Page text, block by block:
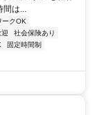
間は...
ークOK
社会保険あり
固定時間制